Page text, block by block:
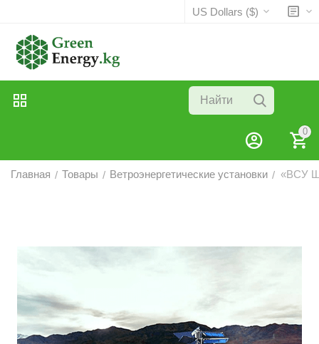
US Dollars ($)
0
Главная / Товары / Ветроэнергетические установки / «ВСУ